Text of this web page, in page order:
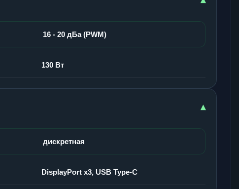
16 - 20 дБа (PWM)
130 Вт
▾
дискретная
DisplayPort x3, USB Type-C